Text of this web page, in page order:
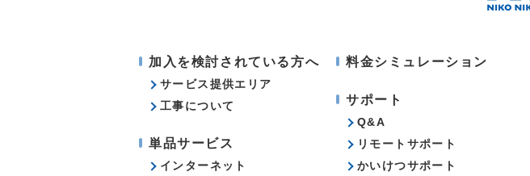
加入を検討されている方へ
サービス提供エリア
工事について
単品サービス
インターネット
料金シミュレーション
サポート
Q&A
リモートサポート
かいけつサポート